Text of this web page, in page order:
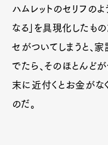
ハムレットのセリフの
なる」を具現化したも
セがついてしまうと、
でたら、そのほとんど
末に近付くとお金がな
のだ。